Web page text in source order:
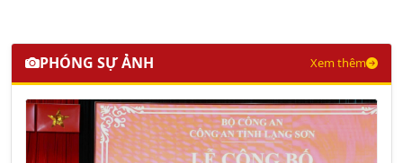
PHÓNG SỰ ẢNH Xem thêm